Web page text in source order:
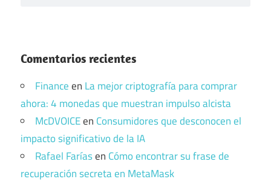
Comentarios recientes
Financeen La mejor criptografía para comprar
ahora: 4 monedas que muestran impulso alcista
McDVOICEen Consumidores que desconocen el
impacto significativo de la IA
Rafael Faríasen Cómo encontrar su frase de
recuperación secreta en MetaMask